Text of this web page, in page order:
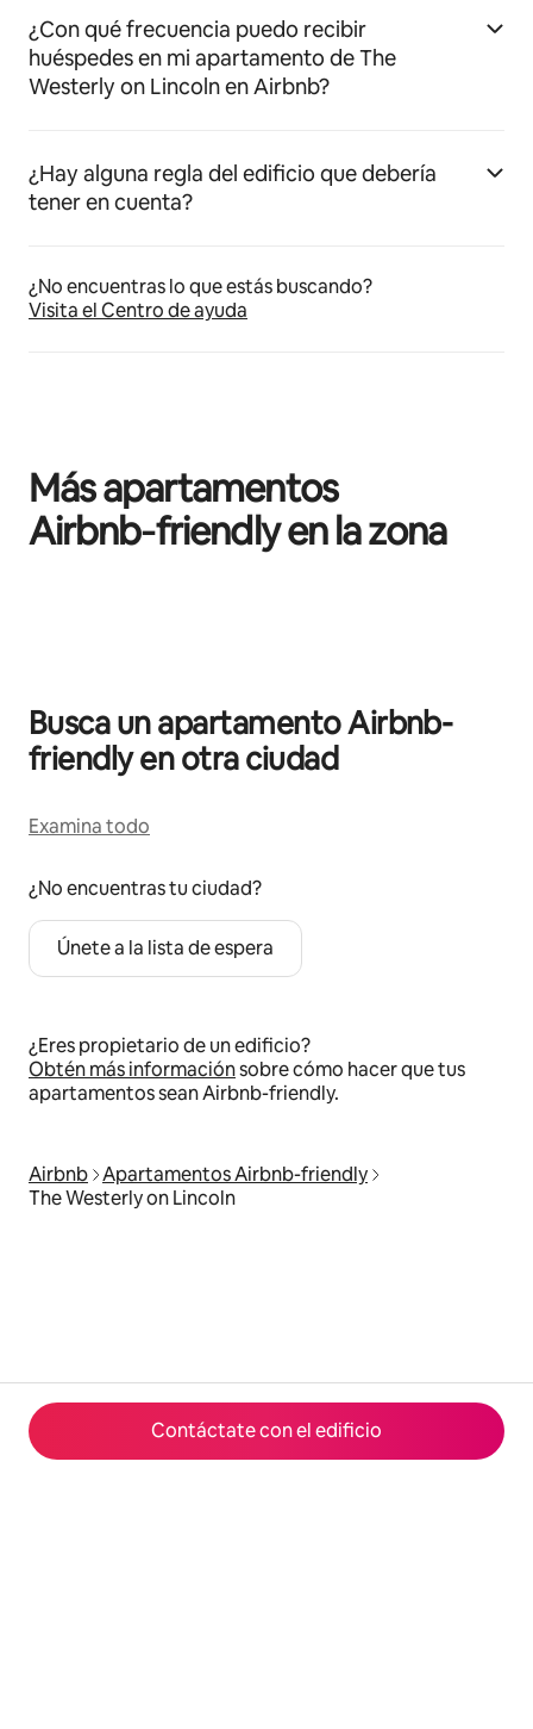
Contáctate con el edificio
¿Con qué frecuencia puedo recibir
huéspedes en mi apartamento de The
Westerly on Lincoln en Airbnb?
¿Hay alguna regla del edificio que debería
tener en cuenta?
¿No encuentras lo que estás buscando?
Visita el Centro de ayuda
Más apartamentos
Airbnb‑friendly en la zona
Busca un apartamento Airbnb-
friendly en otra ciudad
Examina todo
¿No encuentras tu ciudad?
Únete a la lista de espera
¿Eres propietario de un edificio?
Obtén más informaciónsobre cómo hacer que tus
apartamentos sean Airbnb-friendly.
Airbnb Apartamentos Airbnb-friendly
The Westerly on Lincoln